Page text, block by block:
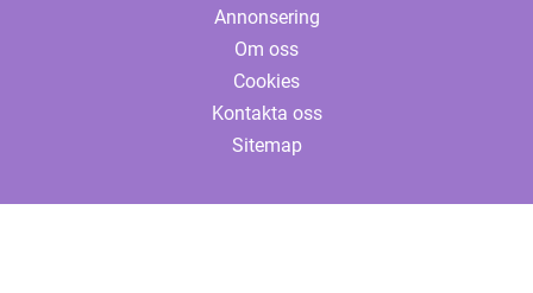
Annonsering
Om oss
Cookies
Kontakta oss
Sitemap